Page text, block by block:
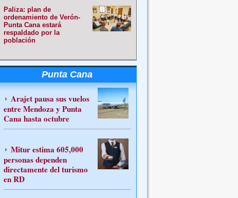
Paliza: plan de
ordenamiento de Verón-
Punta Cana estará
respaldado por la
población
Punta Cana
Arajet pausa sus vuelos
entre Mendoza y Punta
Cana hasta octubre
Mitur estima 605,000
personas dependen
directamente del turismo
en RD